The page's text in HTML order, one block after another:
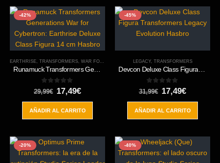
-42%
EARTHRISE, TRANSFORMERS, WAR FOR CYBERTRON TRILOGY
Runamuck Transformers Generations War for Cybertron: Earthrise Deluxe Class Figura 14 cm Hasbro
0out of 5
29,99€ El
precio
original
era:
29,99€.
17,49€El
actual
es:
17,49€.
AÑADIR AL CARRITO
-45%
LEGACY, TRANSFORMERS
Devcon Deluxe Class Figura Transformers Legacy Evolution Hasbro
0out of 5
31,99€ El
precio
original
era:
31,99€.
17,49€El
actual
es:
17,49€.
AÑADIR AL CARRITO
-20% -40%